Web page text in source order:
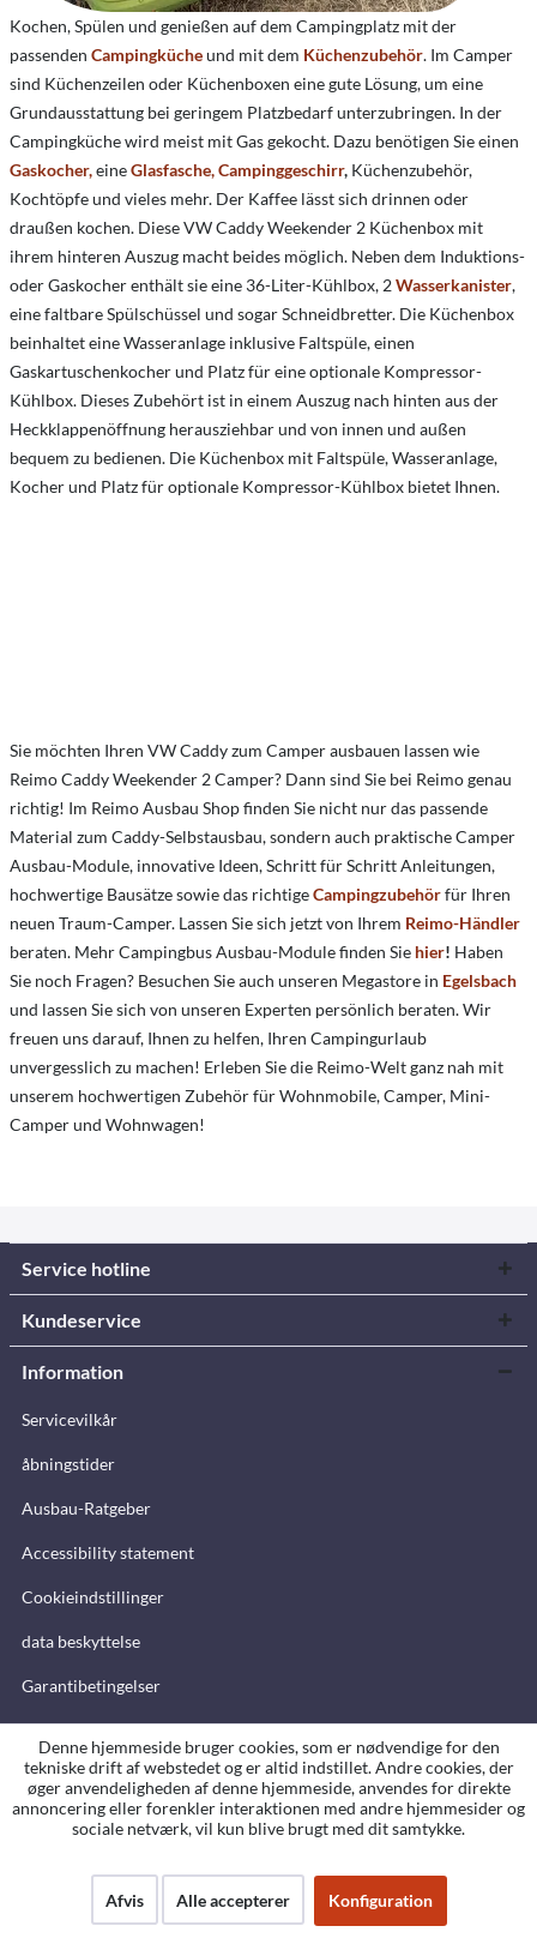
Kochen, Spülen und genießen auf dem Campingplatz mit der
passenden Campingkücheund mit dem Küchenzubehör. Im Camper
sind Küchenzeilen oder Küchenboxen eine gute Lösung, um eine
Grundausstattung bei geringem Platzbedarf unterzubringen. In der
Campingküche wird meist mit Gas gekocht. Dazu benötigen Sie einen
Gaskocher,eineGlasfasche,Campinggeschirr, Küchenzubehör,
Kochtöpfe und vieles mehr. Der Kaffee lässt sich drinnen oder
draußen kochen. Diese VW Caddy Weekender 2 Küchenbox mit
ihrem hinteren Auszug macht beides möglich. Neben dem Induktions-
oder Gaskocher enthält sie eine 36-Liter-Kühlbox, 2Wasserkanister,
eine faltbare Spülschüssel und sogar Schneidbretter. Die Küchenbox
beinhaltet eine Wasseranlage inklusive Faltspüle, einen
Gaskartuschenkocher und Platz für eine optionale Kompressor-
Kühlbox. Dieses Zubehört ist in einem Auszug nach hinten aus der
Heckklappenöffnung herausziehbar und von innen und außen
bequem zu bedienen. Die Küchenbox mit Faltspüle, Wasseranlage,
Kocher und Platz für optionale Kompressor-Kühlbox bietet Ihnen.
Sie möchten Ihren VW Caddy zum Camper ausbauen lassen wie
Reimo Caddy Weekender 2 Camper? Dann sind Sie bei Reimo genau
richtig! Im Reimo Ausbau Shop finden Sie nicht nur das passende
Material zum Caddy-Selbstausbau, sondern auch praktische Camper
Ausbau-Module, innovative Ideen, Schritt für Schritt Anleitungen,
hochwertige Bausätze sowie das richtigeCampingzubehörfür Ihren
neuen Traum-Camper. Lassen Sie sich jetzt von Ihrem Reimo-Händler
beraten. Mehr Campingbus Ausbau-Module finden Sie hier! Haben
Sie noch Fragen? Besuchen Sie auch unseren Megastore in Egelsbach
und lassen Sie sich von unseren Experten persönlich beraten. Wir
freuen uns darauf, Ihnen zu helfen, Ihren Campingurlaub
unvergesslich zu machen! Erleben Sie die Reimo-Welt ganz nah mit
unserem hochwertigen Zubehör für Wohnmobile, Camper, Mini-
Camper und Wohnwagen!
Service hotline
Kundeservice
Information
Servicevilkår
åbningstider
Ausbau-Ratgeber
Accessibility statement
Cookieindstillinger
data beskyttelse
Garantibetingelser
aftryk
Jobs
Reimo i pressen
Placeringer
Denne hjemmeside bruger cookies, som er nødvendige for den
tekniske drift af webstedet og er altid indstillet. Andre cookies, der
øger anvendeligheden af denne hjemmeside, anvendes for direkte
annoncering eller forenkler interaktionen med andre hjemmesider og
sociale netværk, vil kun blive brugt med dit samtykke.
Afvis Alle accepterer Konfiguration